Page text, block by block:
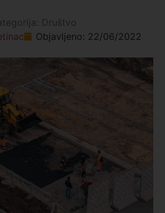
Društvo
Objavljeno: 22/06/2022